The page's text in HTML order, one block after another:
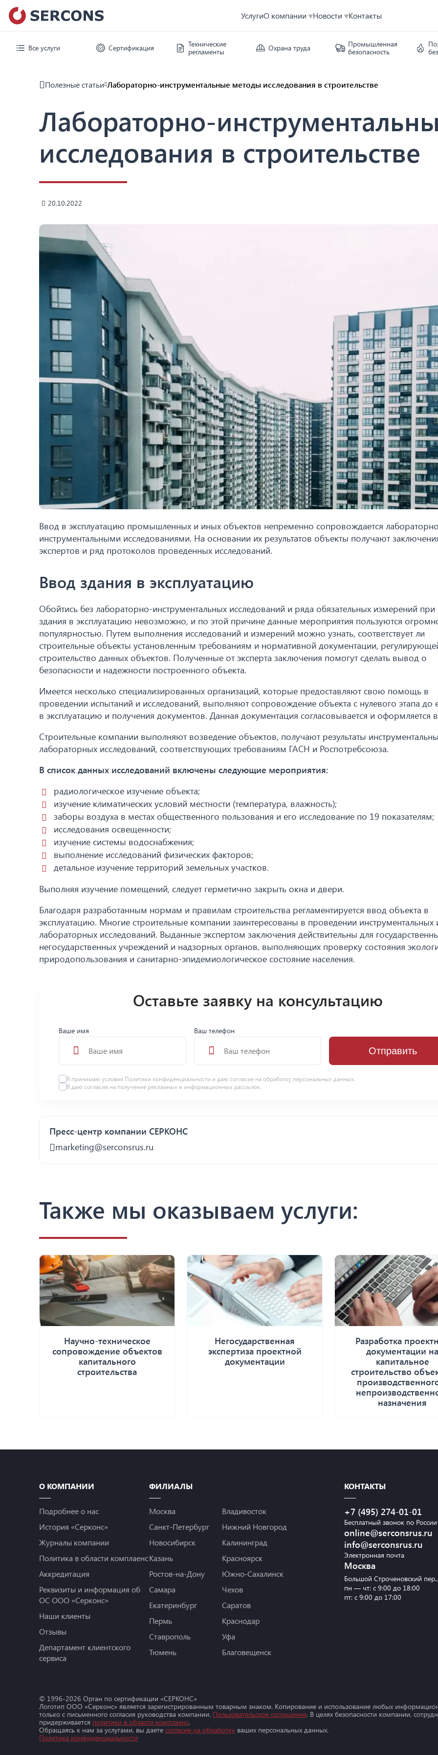
УслугиО компании Новости Контакты
Все услуги Сертификация
Технические
регламенты
Охрана труда
Промышленная
безопасность
Полезные статьи Лабораторно-инструментальные методы исследования в строительстве
Лабораторно-
исследования в строительстве
20.10.2022
Ввод в эксплуатацию промышленных и иных объектов непременно сопровождается
инструментальными исследованиями. На основании их результатов объекты получают
экспертов и ряд протоколов проведенных исследований.
Ввод здания в эксплуатацию
Обойтись без лабораторно-инструментальных исследований и ряда обязательных измерений
здания в эксплуатацию невозможно, и по этой причине данные мероприятия пользуются
популярностью. Путем выполнения исследований и измерений можно узнать, соответствует ли
строительные объекты установленным требованиям и нормативной документации,
строительство данных объектов. Полученные от эксперта заключения помогут сделать вывод о
безопасности и надежности построенного объекта.
Имеется несколько специализированных организаций, которые предоставляют свою помощь в
проведении испытаний и исследований, выполняют сопровождение объекта с нулевого этапа до
в эксплуатацию и получения документов. Данная документация согласовывается и оформляется
Строительные компании выполняют возведение объектов, получают результаты
лабораторных исследований, соответствующих требованиям ГАСН и Роспотребсоюза.
В список данных исследований включены следующие мероприятия:
радиологическое изучение объекта;
изучение климатических условий местности (температура, влажность);
заборы воздуха в местах общественного пользования и его исследование по 19 показателям;
исследования освещенности;
изучение системы водоснабжения;
выполнение исследований физических факторов;
детальное изучение территорий земельных участков.
Выполняя изучение помещений, следует герметично закрыть окна и двери.
Благодаря разработанным нормам и правилам строительства регламентируется ввод объекта в
эксплуатацию. Многие строительные компании заинтересованы в проведении инструментальных
лабораторных исследований. Выданные экспертом заключения действительны для
негосударственных учреждений и надзорных органов, выполняющих проверку состояния
природопользования и санитарно-эпидемиологическое состояние населения.
Оставьте заявку на консультацию
Ваше имя Ваш телефон
Отправить
Я принимаю условия Политики конфиденциальности и даю согласие на обработку персональных данных.
Я даю согласие на получение рекламных и информационных рассылок.
Пресс-центр компании СЕРКОНС
marketing@serconsrus.ru
Также мы оказываем услуги:
Научно-техническое
сопровождение объектов
капитального
строительства
Негосударственная
экспертиза проектной
документации
Разработка
документации на
капитальное
строительство
назначения
О КОМПАНИИ
Подробнее о нас
История «Серконс»
Журналы компании
Политика в области комплаенс
Аккредитация
Реквизиты и информация об
ОС ООО «Серконс»
Наши клиенты
Отзывы
Департамент клиентского
сервиса
ФИЛИАЛЫ
Москва
Санкт-Петербург
Новосибирск
Казань
Ростов-на-Дону
Самара
Екатеринбург
Пермь
Ставрополь
Тюмень
Владивосток
Нижний Новгород
Калининград
Красноярск
Южно-Сахалинск
Чехов
Саратов
Краснодар
Уфа
Благовещенск
КОНТАКТЫ
+7 (495) 274-01-01
Бесплатный звонок по России
online@serconsrus.ru
info@serconsrus.ru
Электронная почта
Москва
Большой Строченовский
пн — чт: с 9:00 до 18:00
пт: с 9:00 до 17:00
© 1996-2026 Орган по сертификации «СЕРКОНС»
Логотип ООО «Серконс» является зарегистрированным товарным знаком. Копирование и использование любых
только с письменного согласия руководства компании. Пользовательское соглашение. В целях безопасности компании,
придерживается политики в области комплаенс.
Обращаясь к нам за услугами, вы даете согласие на обработку ваших персональных данных.
Политика конфиденциальности